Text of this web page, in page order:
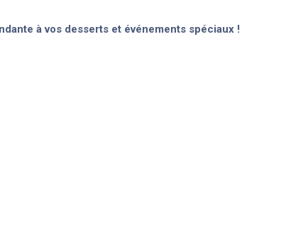
à vos desserts et événements spéciaux !